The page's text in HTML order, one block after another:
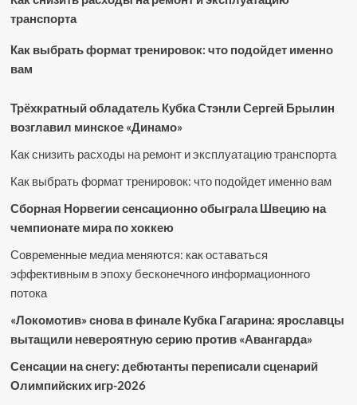
транспорта
Как выбрать формат тренировок: что подойдет именно
вам
Трёхкратный обладатель Кубка Стэнли Сергей Брылин
возглавил минское «Динамо»
Как снизить расходы на ремонт и эксплуатацию транспорта
Как выбрать формат тренировок: что подойдет именно вам
Сборная Норвегии сенсационно обыграла Швецию на
чемпионате мира по хоккею
Современные медиа меняются: как оставаться
эффективным в эпоху бесконечного информационного
потока
«Локомотив» снова в финале Кубка Гагарина: ярославцы
вытащили невероятную серию против «Авангарда»
Сенсации на снегу: дебютанты переписали сценарий
Олимпийских игр-2026